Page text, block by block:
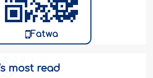
Ucapan Nabi—Shallallâhu
Abu Dzar,
engkau adalah orang
`alaihi wasallam
Fatwa
most read